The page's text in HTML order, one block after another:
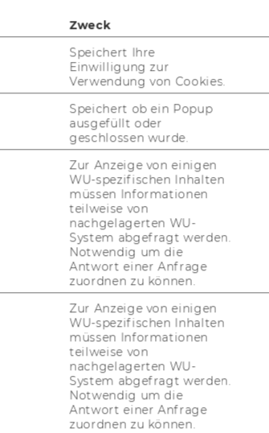
For­schungs­zen­trum der Friedrich-​
​Nürnberg (FAU) her­aus­ra­gen­de
aus­ge­zeich­net. Prof. Mar­tin
Se­ni­or Fel­lowsauf­ge­nom­men.
fi­nan­zi­el­le Un­ter­stüt­zung der For­
mit der FAU in Höhe von € 50.000,-
FAU Wis­sen­schaft­le­rIn­nen und
Trei­ber für die in­ter­na­tio­na­le
ganz herz­lich zu die­ser
Zweck
Speichert Ihre
Einwilligung zur
Verwendung von Cookies.
Speichert ob ein Popup
ausgefüllt oder
geschlossen wurde.
Zur Anzeige von einigen
WU-spezifischen Inhalten
müssen Informationen
teilweise von
nachgelagerten WU-
System abgefragt werden.
Notwendig um die
Antwort einer Anfrage
zuordnen zu können.
Zur Anzeige von einigen
WU-spezifischen Inhalten
müssen Informationen
teilweise von
nachgelagerten WU-
System abgefragt werden.
Notwendig um die
Antwort einer Anfrage
zuordnen zu können.